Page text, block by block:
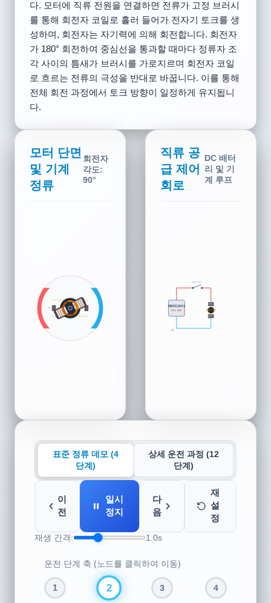
다. 모터에 직류 전원을 연결하면 전류가 고정 브러시
를 통해 회전자 코일로 흘러 들어가 전자기 토크를 생
성하며, 회전자는 자기력에 의해 회전합니다. 회전자
가 180° 회전하여 중심선을 통과할 때마다 정류자 조
각 사이의 틈새가 브러시를 가로지르며 회전자 코일
로 흐르는 전류의 극성을 반대로 바꿉니다. 이를 통해
전체 회전 과정에서 토크 방향이 일정하게 유지됩니
다.
모터 단면
및 기계
정류
회전자
각도:
210°
+ -
N
S 권선 A
권선 B
직류 공
급 제어
회로
DC 배터
리 및 기
계 루프
배터리 (DC)
VCC +12V
전원 스위치
브러시 +
브러시 -
회전자 코일
표준 정류 데모 (4
단계)
상세 운전 과정 (12
단계)
이
전
일시
정지
다
음
재
설
정
재생 간격: 1.0s
운전 단계 축 (노드를 클릭하여 이동)
1 2 3 4